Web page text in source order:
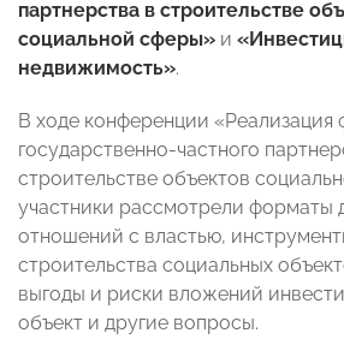
партнерства в строительстве
социальной сферы» и
недвижимость».
В ходе конференции «Реализация
государственно-частного
строительстве объектов
участники рассмотрели форматы
отношений с властью,
строительства социальных
выгоды и риски вложений
объект и другие вопросы.